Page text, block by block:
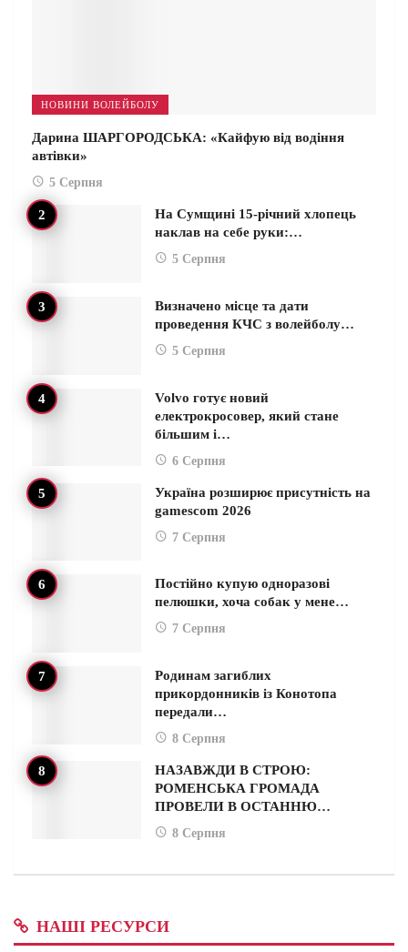
НОВИНИ ВОЛЕЙБОЛУ
Дарина ШАРГОРОДСЬКА: «Кайфую від водіння
автівки»
5 Серпня
На Сумщині 15-річний хлопець
наклав на себе руки:…
5 Серпня
Визначено місце та дати
проведення КЧС з волейболу…
5 Серпня
Volvo готує новий
електрокросовер, який стане
більшим і…
6 Серпня
Україна розширює присутність на
gamescom 2026
7 Серпня
Постійно купую одноразові
пелюшки, хоча собак у мене…
7 Серпня
Родинам загиблих
прикордонників із Конотопа
передали…
8 Серпня
НАЗАВЖДИ В СТРОЮ:
РОМЕНСЬКА ГРОМАДА
ПРОВЕЛИ В ОСТАННЮ…
8 Серпня
НАШІ РЕСУРСИ